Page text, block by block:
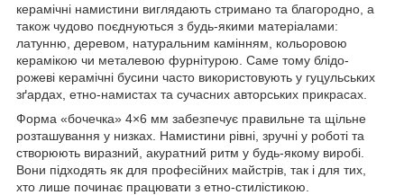
керамічні намистини виглядають стримано та благородно, а
також чудово поєднуються з будь-якими матеріалами:
латунню, деревом, натуральним камінням, кольоровою
керамікою чи металевою фурнітурою. Саме тому блідо-
рожеві керамічні бусини часто використовують у гуцульських
зґардах, етно-намистах та сучасних авторських прикрасах.
Форма «бочечка» 4×6 мм забезпечує правильне та щільне
розташування у низках. Намистини рівні, зручні у роботі та
створюють виразний, акуратний ритм у будь-якому виробі.
Вони підходять як для професійних майстрів, так і для тих,
хто лише починає працювати з етно-стилістикою.